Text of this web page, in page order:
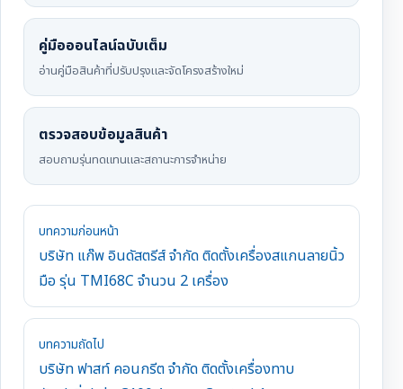
คู่มือออนไลน์ฉบับเต็ม
อ่านคู่มือสินค้าที่ปรับปรุงและจัดโครงสร้างใหม่
ตรวจสอบข้อมูลสินค้า
สอบถามรุ่นทดแทนและสถานะการจำหน่าย
บทความก่อนหน้า
บริษัท แก๊พ อินดัสตรีส์ จำกัด ติดตั้งเครื่องสแกนลายนิ้ว
มือ รุ่น TMI68C จำนวน 2 เครื่อง
บทความถัดไป
บริษัท ฟาสท์ คอนกรีต จำกัด ติดตั้งเครื่องทาบ